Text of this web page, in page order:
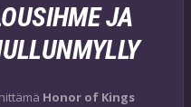
JA
Honor of Kings